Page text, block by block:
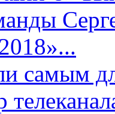
самым